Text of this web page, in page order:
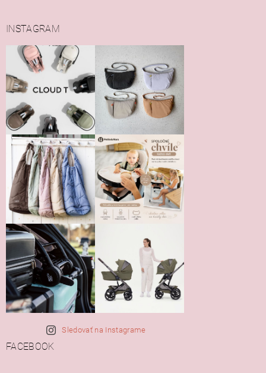
Vložením hodnotenie súhlasíte spodmienkami ochrany
osobných údajov
INSTAGRAM
Sledovať na Instagrame
FACEBOOK